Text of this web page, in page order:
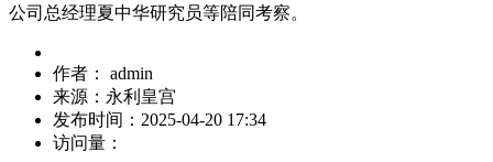
公司总经理夏中华研究员等陪同考察。
作者：
admin
来源： 永利皇宫
发布时间： 2025-04-20 17:34
访问量：